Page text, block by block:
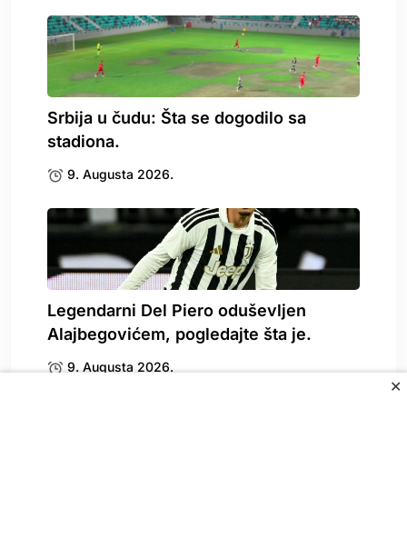
✕
Srbija u čudu: Šta se dogodilo sa
stadiona.
9. Augusta 2026.
Legendarni Del Piero oduševljen
Alajbegovićem, pogledajte šta je.
9. Augusta 2026.